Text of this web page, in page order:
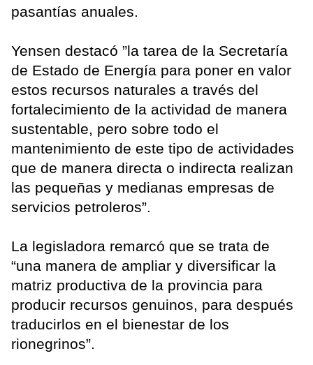
pasantías anuales.
Yensen destacó ”la tarea de la Secretaría
de Estado de Energía para poner en valor
estos recursos naturales a través del
fortalecimiento de la actividad de manera
sustentable, pero sobre todo el
mantenimiento de este tipo de actividades
que de manera directa o indirecta realizan
las pequeñas y medianas empresas de
servicios petroleros”.
La legisladora remarcó que se trata de
“una manera de ampliar y diversificar la
matriz productiva de la provincia para
producir recursos genuinos, para después
traducirlos en el bienestar de los
rionegrinos”.